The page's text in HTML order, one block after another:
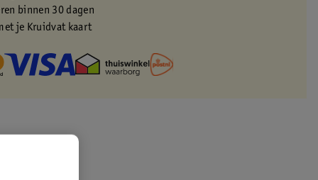
binnen 30 dagen
je Kruidvat kaart